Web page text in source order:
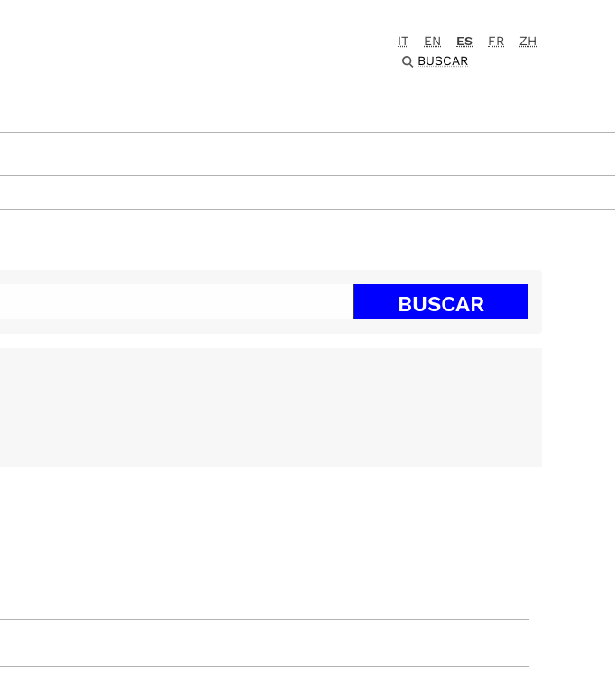
IT EN ES FR
ZH
BUSCAR